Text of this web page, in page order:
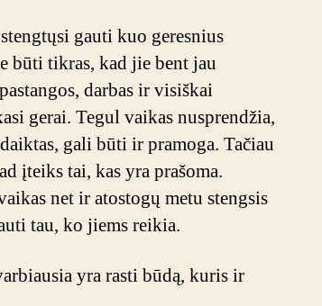
gauti kuo geresnius
būti tikras, kad jie bent jau
darbas ir visiškai
gerai. Tegul vaikas nusprendžia,
gali būti ir pramoga. Tačiau
įteiks tai, kas yra prašoma.
net ir atostogų metu stengsis
tau, ko jiems reikia.
yra rasti būdą, kuris ir